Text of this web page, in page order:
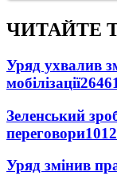
ЧИТАЙТЕ
Уряд ухвалив
мобілізації26461
Зеленський
переговори
Уряд змінив